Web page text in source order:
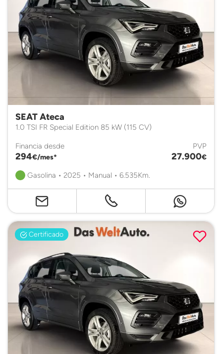
SEAT Ateca
1.0 TSI FR Special Edition 85 kW (115 CV)
Financia desde
294€/mes*
PVP
27.900€
Gasolina • 2025 • Manual • 6.535Km.
Certificado